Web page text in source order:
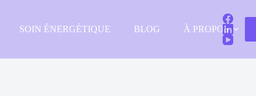
SOIN ÉNERGÉTIQUE BLOG À PROPOS